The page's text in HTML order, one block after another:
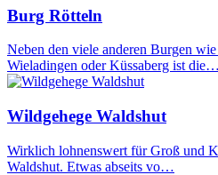
Burg Rötteln
Neben den viele anderen Burgen
Wieladingen oder Küssaberg ist die…
Wildgehege Waldshut
Wirklich lohnenswert für Groß und
Waldshut. Etwas abseits vo…